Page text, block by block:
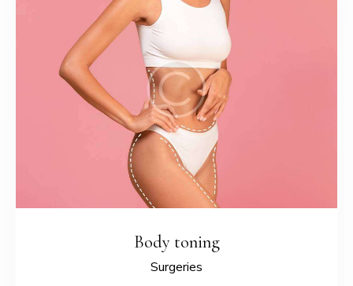
Body toning
Surgeries